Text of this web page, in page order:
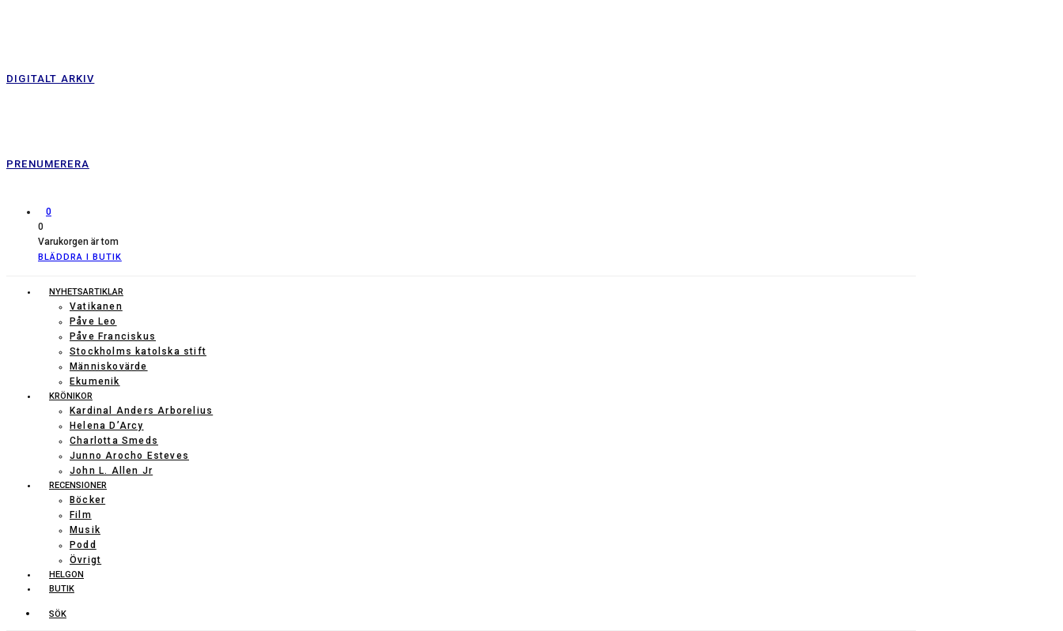
DIGITALT ARKIV
PRENUMERERA
0
0
Varukorgen är tom
BLÄDDRA I BUTIK
NYHETSARTIKLAR
Vatikanen
Påve Leo
Påve Franciskus
Stockholms katolska stift
Människovärde
Ekumenik
KRÖNIKOR
Kardinal Anders Arborelius
Helena D’Arcy
Charlotta Smeds
Junno Arocho Esteves
John L. Allen Jr
RECENSIONER
Böcker
Film
Musik
Podd
Övrigt
HELGON
BUTIK
SÖK